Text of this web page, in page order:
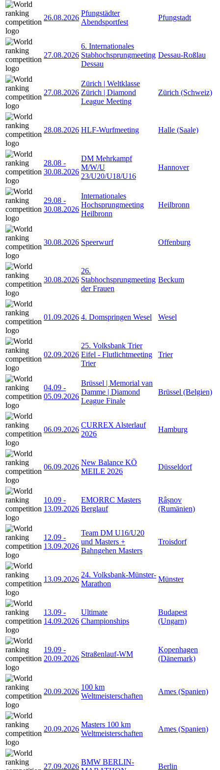
26.08.2026
Pfungstädter
Abendsportfest
Pfungstadt
27.08.2026
6. Internationales
Stabhochsprungmeeting
Dessau
Dessau-Roßlau
27.08.2026
Zürich | Weltklasse
Zürich | Diamond
League Meeting
Zürich (Schweiz)
28.08.2026 HLF-Wurfmeeting Halle (Saale)
28.08 -
30.08.2026
DM Mehrkampf
M/W/U
23/U20/U18/U16
Hannover
29.08 -
30.08.2026
Internationales
Hochsprungmeeting
Heilbronn
Heilbronn
30.08.2026 Speerwurf Offenburg
30.08.2026
26.
Stabhochsprungmeeting
der Frauen
Beckum
01.09.2026 4. Domspringen Wesel Wesel
02.09.2026
25. Volksbank Trier
Eifel - Flutlichtmeeting
Trier
Trier
04.09 -
05.09.2026
Brüssel | Memorial van
Damme | Diamond
League Finale
Brüssel (Belgien)
06.09.2026
CURREX Alsterlauf
2026
Hamburg
06.09.2026
New Balance KÖ
MEILE 2026
Düsseldorf
10.09 -
13.09.2026
EMORRC Masters
Berglauf
Râșnov
(Rumänien)
12.09 -
13.09.2026
Team DM U16/U20
und Masters +
Bahngehen Masters
Troisdorf
13.09.2026
24. Volksbank-Münster-
Marathon
Münster
13.09 -
14.09.2026
Ultimate
Championships
Budapest
(Ungarn)
19.09 -
20.09.2026
Straßenlauf-WM
Kopenhagen
(Dänemark)
20.09.2026
100 km
Weltmeisterschaften
Ames (Spanien)
20.09.2026
Masters 100 km
Weltmeisterschaften
Ames (Spanien)
27.09.2026
BMW BERLIN-
Berlin